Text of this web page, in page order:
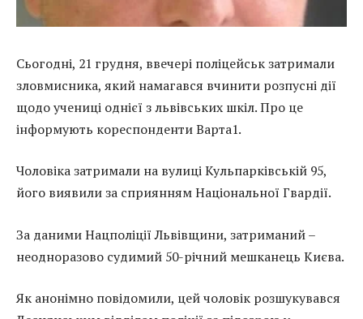
Сьогодні, 21 грудня, ввечері поліцейськ затримали
зловмисника, який намагався вчинити розпусні дії
щодо учениці однієї з львівських шкіл. Про це
інформують кореспонденти Варта1.
Чоловіка затримали на вулиці Кульпарківській 95,
його виявили за сприянням Національної Гвардії.
За даними Нацполіції Львівщини, затриманий –
неодноразово судимий 50-річний мешканець Києва.
Як анонімно повідомили, цей чоловік розшукувався